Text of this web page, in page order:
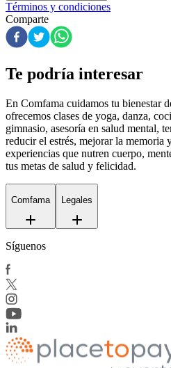
Términos y condiciones
Comparte
Te podría interesar
En Comfama cuidamos tu bienestar
ofrecemos clases de yoga, danza,
gimnasio, asesoría en salud mental,
reducir el estrés, mejorar la memoria
experiencias que nutren cuerpo,
tus metas de salud y felicidad.
Comfama Legales
Síguenos